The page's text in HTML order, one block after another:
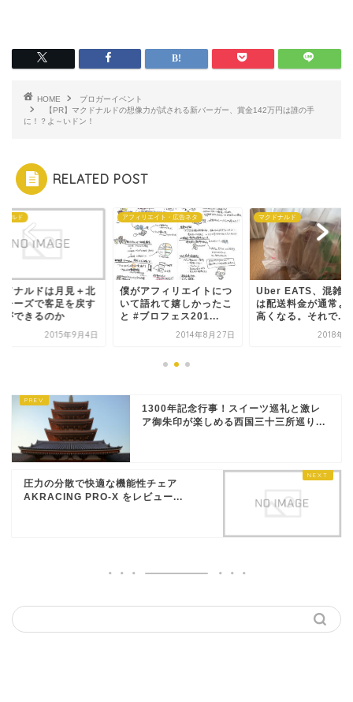
HOME
ブロガーイベント
【PR】マクドナルドの想像力が試される新バーガー、賞金142万円は誰の手
に！？よ～いドン！
RELATED POST
リエイト・広告ネタ
アフィリエイトにつ
語れて嬉しかったこ
ロフェス201...
2014年8月27日
マクドナルド
Uber EATS、混雑時に
は配送料金が通常よりも
高くなる。それで...
2018年8月8日
マクドナルド
マクドナルドは月見
海道チーズで客足を
ことができるのか
2015年9
1300年記念行事！スイーツ巡礼と激レ
ア御朱印が楽しめる西国三十三所巡り...
圧力の分散で快適な機能性チェア
AKRACING PRO-X をレビュー...